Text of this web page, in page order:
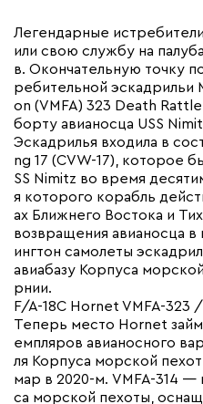
Легендарные
или свою службу на
в. Окончательную точку
ребительной эскадрильи
on (VMFA) 323 Death
борту авианосца USS
Эскадрилья входила в
ng 17 (CVW-17), которое
SS Nimitz во время
я которого корабль
ах Ближнего Востока и
возвращения авианосца
ингтон самолеты
авиабазу Корпуса
рнии.
F/A-18C Hornet VMFA-
Теперь место Hornet
емпляров авианосного
ля Корпуса морской
мар в 2020-м. VMFA-314
са морской пехоты,